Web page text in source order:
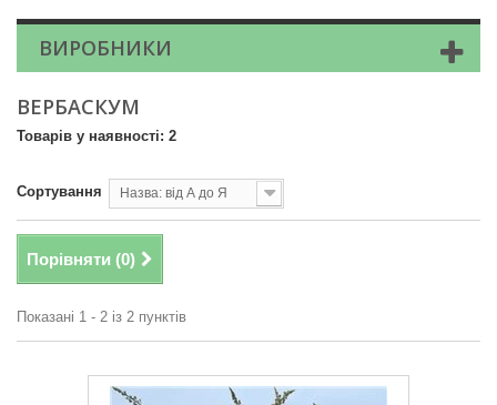
ВИРОБНИКИ
ВЕРБАСКУМ
Товарів у наявності: 2
Сортування Назва: від А до Я
Порівняти (0)
Показані 1 - 2 із 2 пунктів